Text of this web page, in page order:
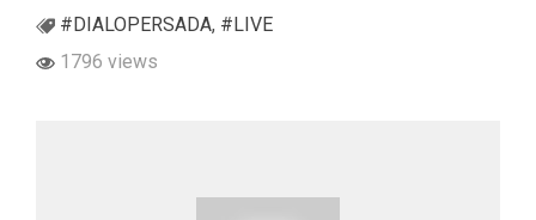
#DIALOPERSADA, #LIVE
1796 views